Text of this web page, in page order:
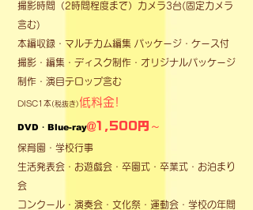
撮影時間（2時間程度まで）カメ ラ3台(固定カメラ
含む)
本編収録・マルチカム編集 パッケージ・ケース付
撮影・編集・ディスク制作・オリジナルパッケージ
制 作・演目テロップ含む
DISC1本(税抜き)低料金!
DVD・Blue-ray@1,500 円 ～
保育園・学校行事
生活発表会・お遊戯会・卒園式・卒業式・お泊まり
会
コンクール・演奏会・文化祭・運動会・学校の年間